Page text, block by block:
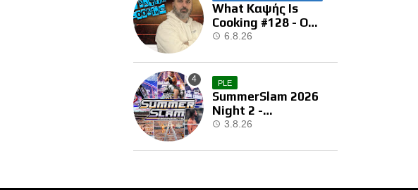
What Καψής Is
Cooking #128 - Ο
Brock Μας Την
6.8.26
PLE
SummerSlam 2026
Night 2 -
Αποτελέσματα
3.8.26